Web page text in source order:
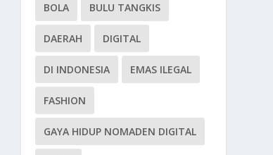
BOLA BULU TANGKIS
DAERAH DIGITAL
DI INDONESIA EMAS ILEGAL
FASHION
GAYA HIDUP NOMADEN DIGITAL